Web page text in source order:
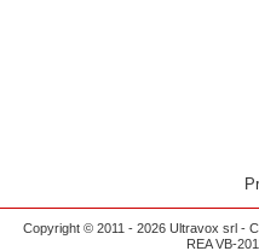
Copyright © 2011 - 2026 Ultravox srl -
REA VB-